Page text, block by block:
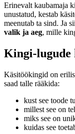
Erinevalt kaubamaja
unustatud, kestab
meenutab ta sind. Ja
valik ja aeg, mille
Kingi-lugude
Käsitöökingid on
saad talle rääkida:
kust see toode
millest see on
miks see on
kuidas see